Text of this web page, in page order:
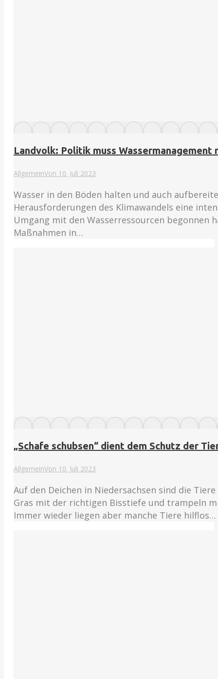
Landvolk: Politik muss Wassermanagement
AllgemeinVon 10. Juli 2023
Wasser in den Böden halten und auch
Herausforderungen des Klimawandels eine
Umgang mit den Wasserressourcen begonnen
Maßnahmen in…
„Schafe schubsen“ dient dem Schutz der
AllgemeinVon 10. Juli 2023
Auf den Deichen in Niedersachsen sind die
Gras mit der richtigen Bisstiefe und trampeln
Immer wieder liegen aber manche Tiere hilflos…